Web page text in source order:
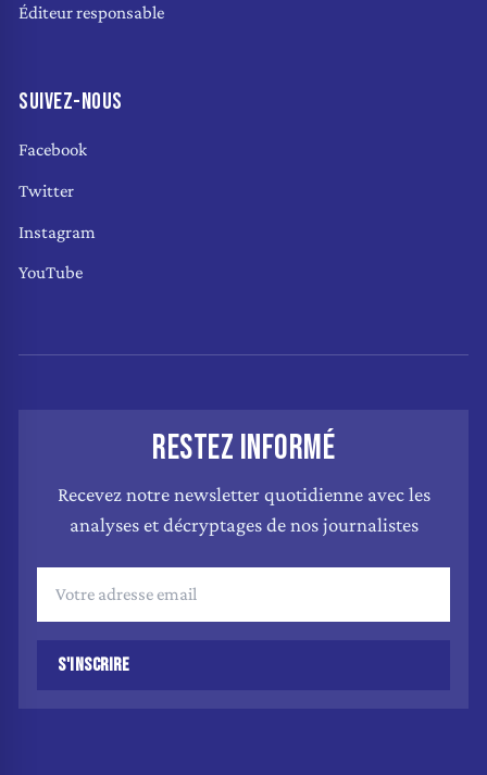
Éditeur responsable
SUIVEZ-NOUS
Facebook
Twitter
Instagram
YouTube
RESTEZ INFORMÉ
Recevez notre newsletter quotidienne avec les
analyses et décryptages de nos journalistes
S'INSCRIRE